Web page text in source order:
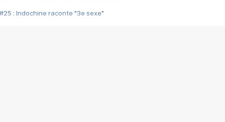
#25 : Indochine raconte "3e sexe"